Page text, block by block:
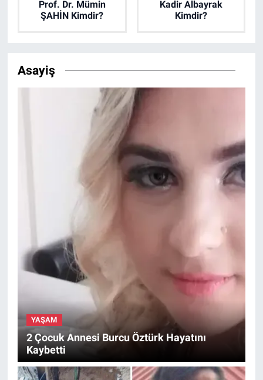
Prof. Dr. Mümin
ŞAHİN Kimdir?
Kadir Albayrak
Kimdir?
Asayiş
YAŞAM
2 Çocuk Annesi Burcu Öztürk Hayatını
Kaybetti